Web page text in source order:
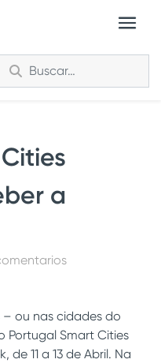
a
ou nas cidades do
Portugal Smart Cities
de 11 a 13 de Abril. Na